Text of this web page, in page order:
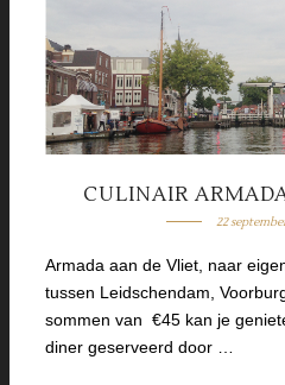
CULINAIR
22
Armada aan de Vliet, naar
tussen Leidschendam,
sommen van €45 kan je
diner geserveerd door …